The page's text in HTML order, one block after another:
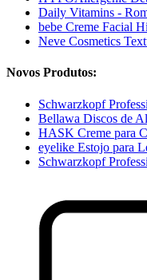
Daily Vitamins -
bebe Creme Facial
Neve Cosmetics
Novos Produtos:
Schwarzkopf
Bellawa Discos de
HASK Creme para
eyelike Estojo para
Schwarzkopf